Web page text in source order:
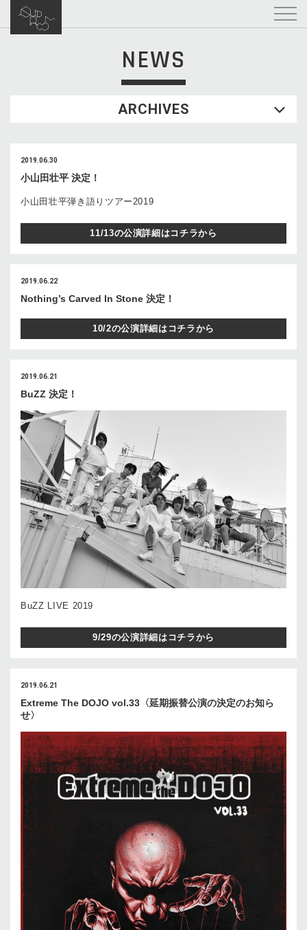
NEWS
ARCHIVES
2019.06.30
小山田壮平 決定！
小山田壮平弾き語りツアー2019
11/13の公演詳細はコチラから
2019.06.22
Nothing’s Carved In Stone 決定！
10/2の公演詳細はコチラから
2019.06.21
BuZZ 決定！
BuZZ LIVE 2019
9/29の公演詳細はコチラから
2019.06.21
Extreme The DOJO vol.33〈延期振替公演の決定のお知ら
せ〉